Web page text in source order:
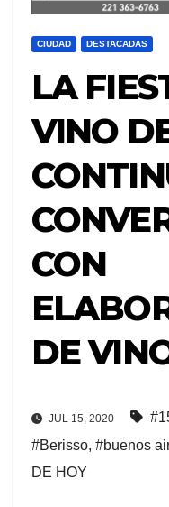
CIUDAD DESTACADAS
LA
VINO
CON
DE
JUL 15, 2020
#Berisso, #buenos
DE HOY